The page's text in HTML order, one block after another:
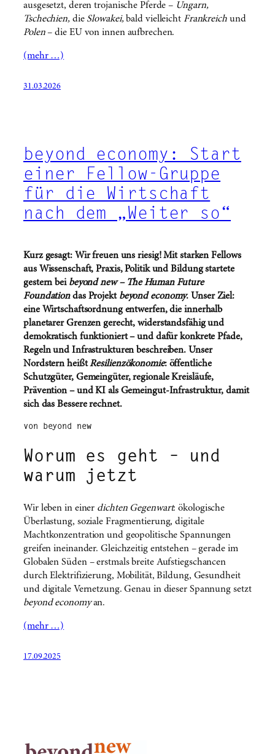
ausgesetzt, deren trojanische Pferde – Ungarn,
Tschechien, die Slowakei, bald vielleicht Frankreichund
Polen– die EU von innen aufbrechen.
(mehr …)
31.03.2026
beyond economy: Start
einer Fellow-Gruppe
für die Wirtschaft
nach dem „Weiter so“
Kurz gesagt: Wir freuen uns riesig! Mit starken Fellows
aus Wissenschaft, Praxis, Politik und Bildung startete
gestern bei beyond new – The Human Future
Foundationdas Projekt beyond economy. Unser Ziel:
eine Wirtschaftsordnung entwerfen, die innerhalb
planetarer Grenzen gerecht, widerstandsfähig und
demokratisch funktioniert – und dafür konkrete Pfade,
Regeln und Infrastrukturen beschreiben. Unser
Nordstern heißtResilienzökonomie: öffentliche
Schutzgüter, Gemeingüter, regionale Kreisläufe,
Prävention – und KI als Gemeingut-Infrastruktur, damit
sich das Bessere rechnet.
von beyond new
Worum es geht – und
warum jetzt
Wir leben in einer dichten Gegenwart: ökologische
Überlastung, soziale Fragmentierung, digitale
Machtkonzentration und geopolitische Spannungen
greifen ineinander. Gleichzeitig entstehen – gerade im
Globalen Süden – erstmals breite Aufstiegschancen
durch Elektrifizierung, Mobilität, Bildung, Gesundheit
und digitale Vernetzung. Genau in dieser Spannung setzt
beyond economyan.
(mehr …)
17.09.2025